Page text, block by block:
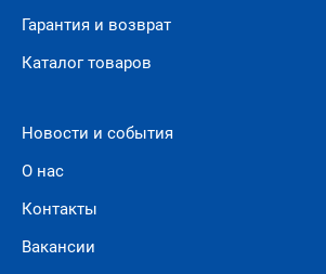
Гарантия и возврат
Каталог товаров
Новости и события
О нас
Контакты
Вакансии